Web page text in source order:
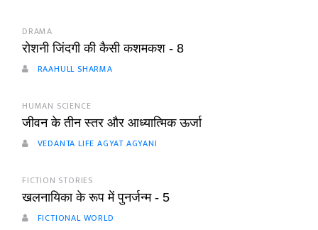
DRAMA
रोशनी जिंदगी की कैसी कशमकश - 8
RAAHULL SHARMA
HUMAN SCIENCE
जीवन के तीन स्तर और आध्यात्मिक ऊर्जा
VEDANTA LIFE AGYAT AGYANI
FICTION STORIES
खलनायिका के रूप में पुनर्जन्म - 5
FICTIONAL WORLD